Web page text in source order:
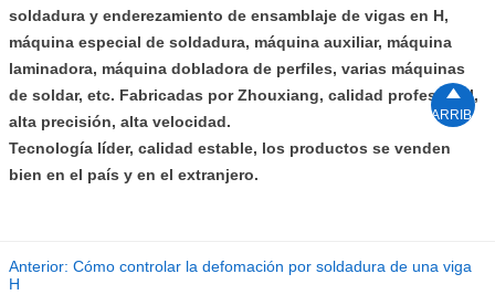
soldadura y enderezamiento de ensamblaje de vigas en H,
máquina especial de soldadura, máquina auxiliar, máquina
laminadora, máquina dobladora de perfiles, varias máquinas
de soldar, etc. Fabricadas por Zhouxiang, calidad profesional,
alta precisión, alta velocidad.
Tecnología líder, calidad estable, los productos se venden
bien en el país y en el extranjero.
Anterior: Cómo controlar la defomación por soldadura de una viga
H

ARRIBA